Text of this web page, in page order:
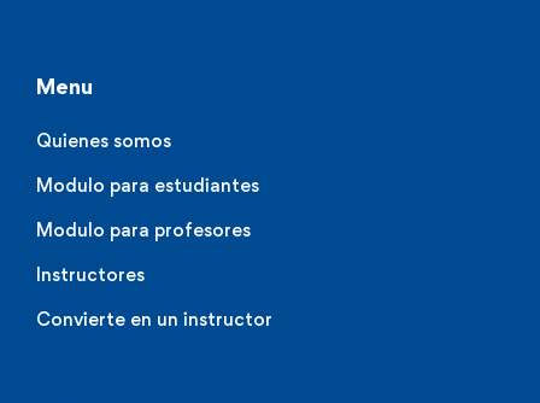
Menu
Quienes somos
Modulo para estudiantes
Modulo para profesores
Instructores
Convierte en un instructor